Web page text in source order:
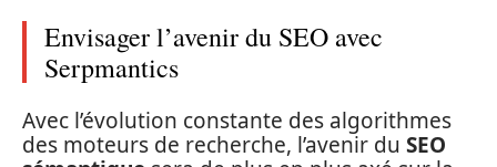
Envisager l’avenir du SEO avec
Serpmantics
Avec l’évolution constante des algorithmes
des moteurs de recherche, l’avenir du SEO